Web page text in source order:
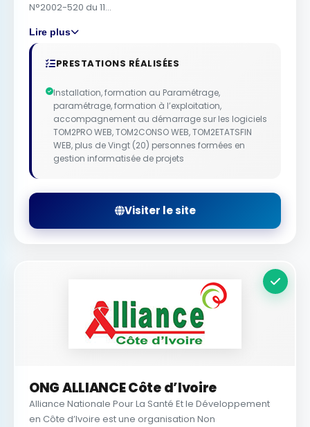
N°2002-520 du 11...
Lire plus
PRESTATIONS RÉALISÉES
Installation, formation au Paramétrage,
paramétrage, formation à l’exploitation,
accompagnement au démarrage sur les logiciels
TOM2PRO WEB, TOM2CONSO WEB, TOM2ETATSFIN
WEB, plus de Vingt (20) personnes formées en
gestion informatisée de projets
Visiter le site
ONG ALLIANCE Côte d’Ivoire
Alliance Nationale Pour La Santé Et le Développement
en Côte d’Ivoire est une organisation Non